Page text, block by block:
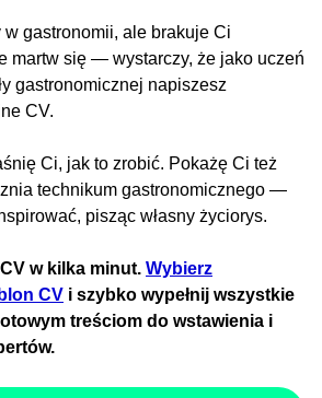
gastronomii, ale brakuje Ci
martw się — wystarczy, że jako uczeń
gastronomicznej napiszesz
CV.
Ci, jak to zrobić. Pokażę Ci też
technikum gastronomicznego —
pisząc własny życiorys.
w kilka minut. Wybierz
CV i szybko wypełnij wszystkie
treściom do wstawienia i